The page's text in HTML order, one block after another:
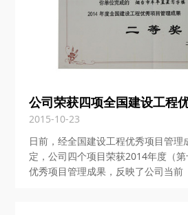
公司荣获四项全国建设工程
2015-10-23
日前，经全国建设工程优秀项目管理
定，公司四个项目荣获2014年度（
优秀项目管理成果，反映了公司当前